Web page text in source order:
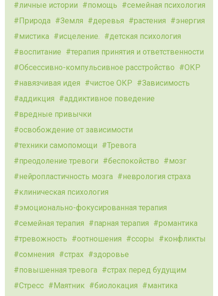
личные истории
помощь
семейная психология
Природа
Земля деревья растения
энергия
мистика
исцеление.
детская психология
воспитание
терапия принятия и ответственности
Обсессивно-компульсивное расстройство
ОКР
навязчивая идея
чистое ОКР
Зависимость
аддикция
аддиктивное поведение
вредные привычки
освобождение от зависимости
техники самопомощи
Тревога
преодоление тревоги
беспокойство
мозг
нейропластичность мозга
неврология страха
клиническая психология
эмоционально-фокусированная терапия
семейная терапия
парная терапия
романтика
тревожность
оотношения ссоры
конфликты
сомнения
страх
здоровье
повышенная тревога
страх перед будущим
Стресс
Маятник биолокация
мантика